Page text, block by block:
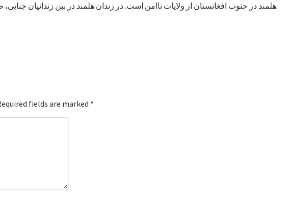
هلمند در جنوب افغانستان از ولایات ناامن است. در زندان هلمند در بین زندانیان جنایی، صدها نفر به اتهام شورشگری نیز زندانی هستند.
fields are marked *